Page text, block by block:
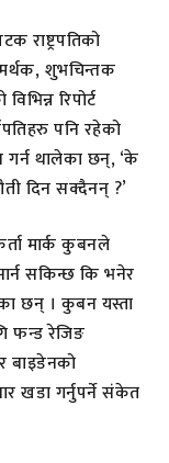
राष्ट्रपतिको
शुभचिन्तक
रिपोर्ट
पनि रहेको
गर्न थालेका छन्, ‘के
दिन सक्दैनन् ?’
मार्क कुबनले
सकिन्छ कि भनेर
छन् । कुबन यस्ता
फन्ड रेजिङ
बाइडेनको
खडा गर्नुपर्ने संकेत